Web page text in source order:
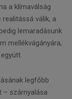
a klímaválság
válik, a
lemaradásunk
mellékvágányára,
legfőbb
– szárnyalása